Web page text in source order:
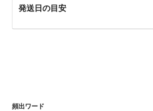
発送日の目安
頻出ワード